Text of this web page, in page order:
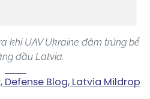
khi UAV Ukraine đâm trúng bể
dầu Latvia.
Defense Blog, Latvia Mildrop